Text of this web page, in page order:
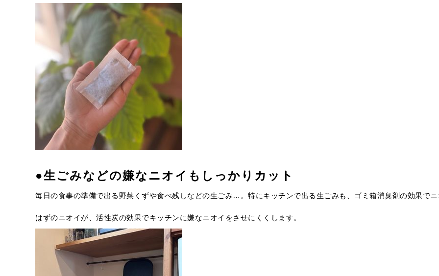
●生ごみなどの嫌なニオイもしっかりカット
毎日の食事の準備で出る野菜くずや食べ残しなどの生ごみ…。特にキッチンで出る生ごみも、ゴミ箱消臭剤の効果で
はずのニオイが、活性炭の効果でキッチンに嫌なニオイをさせにくくします。